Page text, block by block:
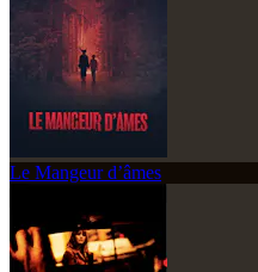
Le Mangeur d’âmes